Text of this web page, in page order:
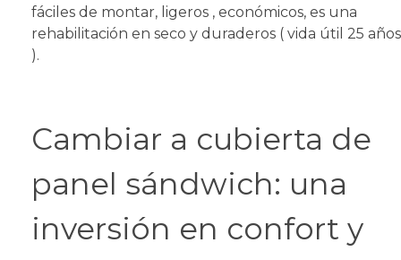
fáciles de montar, ligeros , económicos, es una
rehabilitación en seco y duraderos ( vida útil 25 años
).
Cambiar a cubierta de
panel sándwich: una
inversión en confort y